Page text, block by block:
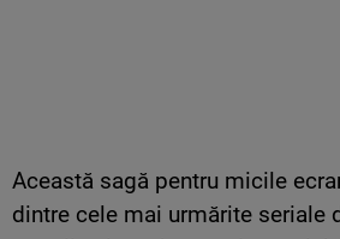
Această sagă pentru micile
dintre cele mai urmărite seriale